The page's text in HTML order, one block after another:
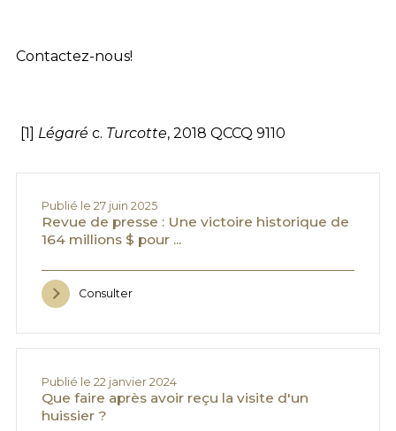
Contactez-nous!
[1] Légaré c. Turcotte, 2018 QCCQ 9110
Publié le 27 juin 2025
Revue de presse : Une victoire historique de
164 millions $ pour ...
Consulter
Publié le 22 janvier 2024
Que faire après avoir reçu la visite d'un
huissier ?